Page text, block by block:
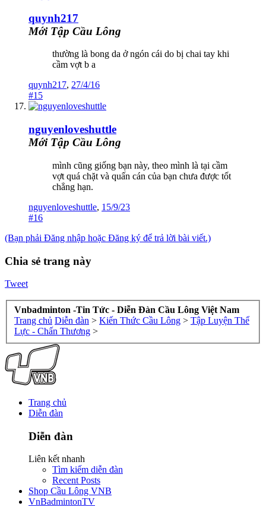
quynh217
Mới Tập Cầu Lông
thường là bong da ở ngón cái do bị chai tay khi
cầm vợt b a
quynh217, 27/4/16
#15
nguyenloveshuttle
Mới Tập Cầu Lông
mình cũng giống bạn này, theo mình là tại cầm
vợt quá chặt và quấn cán của bạn chưa được tốt
chẳng hạn.
nguyenloveshuttle, 15/9/23
#16
(Bạn phải Đăng nhập hoặc Đăng ký để trả lời bài viết.)
Chia sẻ trang này
Tweet
Vnbadminton -Tin Tức - Diễn Đàn Cầu Lông Việt Nam
Trang chủ Diễn đàn > Kiến Thức Cầu Lông > Tập Luyện Thể
Lực - Chấn Thương >
Trang chủ
Diễn đàn
Diễn đàn
Liên kết nhanh
Tìm kiếm diễn đàn
Recent Posts
Shop Cầu Lông VNB
VnBadmintonTV